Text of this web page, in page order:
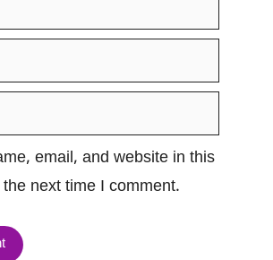
email, and website in this
next time I comment.